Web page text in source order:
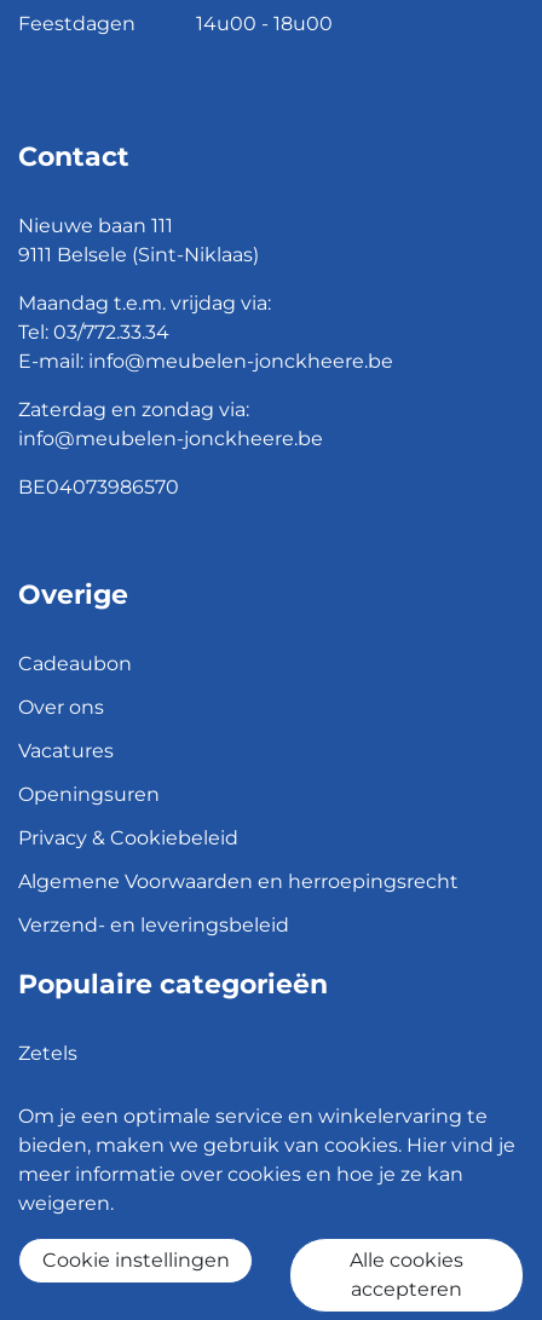
Feestdagen
14u00 - 18u00
Contact
Nieuwe baan 111
9111 Belsele (Sint-Niklaas)
Maandag t.e.m. vrijdag via:
Tel: 03/772.33.34
E-mail: info@meubelen-jonckheere.be
Zaterdag en zondag via:
info@meubelen-jonckheere.be
BE04073986570
Overige
Cadeaubon
Over ons
Vacatures
Openingsuren
Privacy & Cookiebeleid
Algemene Voorwaarden en herroepingsrecht
Verzend- en leveringsbeleid
Populaire categorieën
Zetels
Hanglampen
Bureaustoelen
© 2026 - Meubelen Jonckheere -
Om je een optimale service en winkelervaring te
bieden, maken we gebruik van cookies. Hier vind je
meer informatie over cookies en hoe je ze kan
weigeren.
Cookie instellingen
Alle cookies
accepteren